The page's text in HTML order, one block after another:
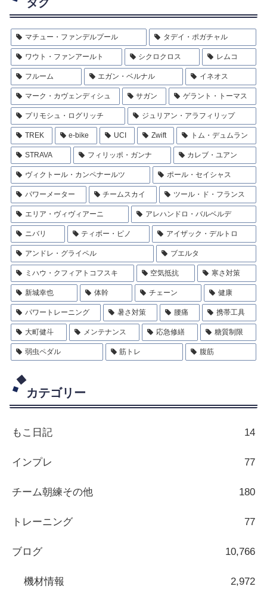
マチュー・ファンデルプール タデイ・ポガチャル
ワウト・ファンアールト シクロクロス レムコ
フルーム エガン・ベルナル イネオス
マーク・カヴェンディシュ サガン ゲラント・トーマス
プリモシュ・ログリッチ ジュリアン・アラフィリップ
TREK e-bike UCI Zwift トム・デュムラン
STRAVA フィリッポ・ガンナ カレブ・ユアン
ヴィクトール・カンペナールツ ポール・セイシャス
パワーメーター チームスカイ ツール・ド・フランス
エリア・ヴィヴィアーニ アレハンドロ・バルベルデ
ニバリ ティボー・ピノ アイザック・デルトロ
アンドレ・グライペル ブエルタ
ミハウ・クフィアトコフスキ 空気抵抗 寒さ対策
新城幸也 体幹 チェーン 健康
パワートレーニング 暑さ対策 腰痛 携帯工具
大町健斗 メンテナンス 応急修繕 糖質制限
弱虫ペダル 筋トレ 腹筋
カテゴリー
もこ日記 14
インプレ 77
チーム朝練その他 180
トレーニング 77
ブログ 10,766
機材情報 2,972